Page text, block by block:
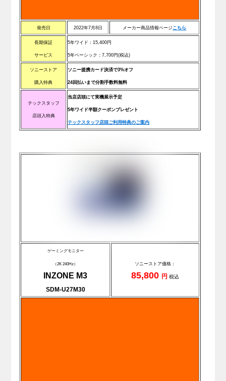
発売日 2022年7月8日 メーカー商品情報ページこちら
長期保証
サービス
5年ワイド：15,400円
5年ベーシック：7,700円(税込)
ソニーストア
購入特典
ソニー提携カード決済で3%オフ
24回払いまで分割手数料無料
テックスタッフ
店頭入特典
当店店頭にて実機展示予定
5年ワイド半額クーポンプレゼント
テックスタッフ店頭ご利用特典のご案内
ゲーミングモニター
（2K 240Hz）
INZONE M3
SDM-U27M30
ソニーストア価格：
85,800 円税込